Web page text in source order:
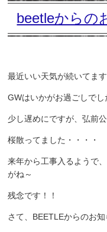
beetleからの
最近いい天気が続いてま
GWはいかがお過ごしでし
少し遅めにですが、弘前
桜散ってました・・・・
来年から工事入るようで
がね～
残念です！！
さて、BEETLEからのお知